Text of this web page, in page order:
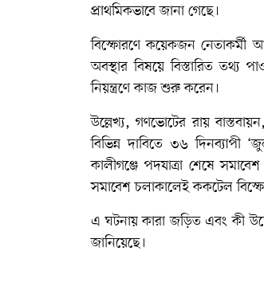
প্রাথমিকভাবে জানা গেছে।
বিস্ফোরণে কয়েকজন নেতাকর্মী
অবস্থার বিষয়ে বিস্তারিত তথ্য
নিয়ন্ত্রণে কাজ শুরু করেন।
উল্লেখ্য, গণভোটের রায়
বিভিন্ন দাবিতে ৩৬ দিনব্যাপী
কালীগঞ্জে পদযাত্রা শেষে
সমাবেশ চলাকালেই ককটেল
এ ঘটনায় কারা জড়িত এবং কী
জানিয়েছে।